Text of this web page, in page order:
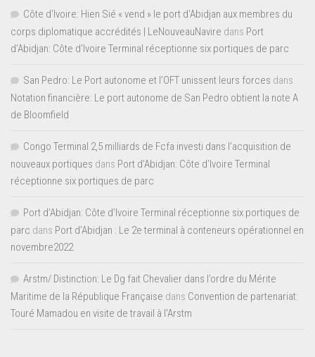
Côte d'Ivoire: Hien Sié « vend » le port d'Abidjan aux membres du
corps diplomatique accrédités | LeNouveauNavire dans Port
d’Abidjan: Côte d’Ivoire Terminal réceptionne six portiques de parc
San Pedro: Le Port autonome et l’OFT unissent leurs forces dans
Notation financière: Le port autonome de San Pedro obtient la note A
de Bloomfield
Congo Terminal 2,5 milliards de Fcfa investi dans l’acquisition de
nouveaux portiques dans Port d’Abidjan: Côte d’Ivoire Terminal
réceptionne six portiques de parc
Port d'Abidjan: Côte d’Ivoire Terminal réceptionne six portiques de
parc dans Port d’Abidjan : Le 2e terminal à conteneurs opérationnel en
novembre2022
Arstm/ Distinction: Le Dg fait Chevalier dans l’ordre du Mérite
Maritime de la République Française dans Convention de partenariat:
Touré Mamadou en visite de travail à l’Arstm